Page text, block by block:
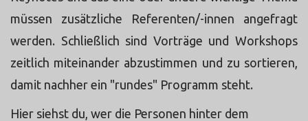
müssen zusätzliche Referenten/-innen angefragt
werden. Schließlich sind Vorträge und Workshops
zeitlich miteinander abzustimmen und zu sortieren,
damit nachher ein "rundes" Programm steht.
Hier siehst du, wer die Personen hinter dem